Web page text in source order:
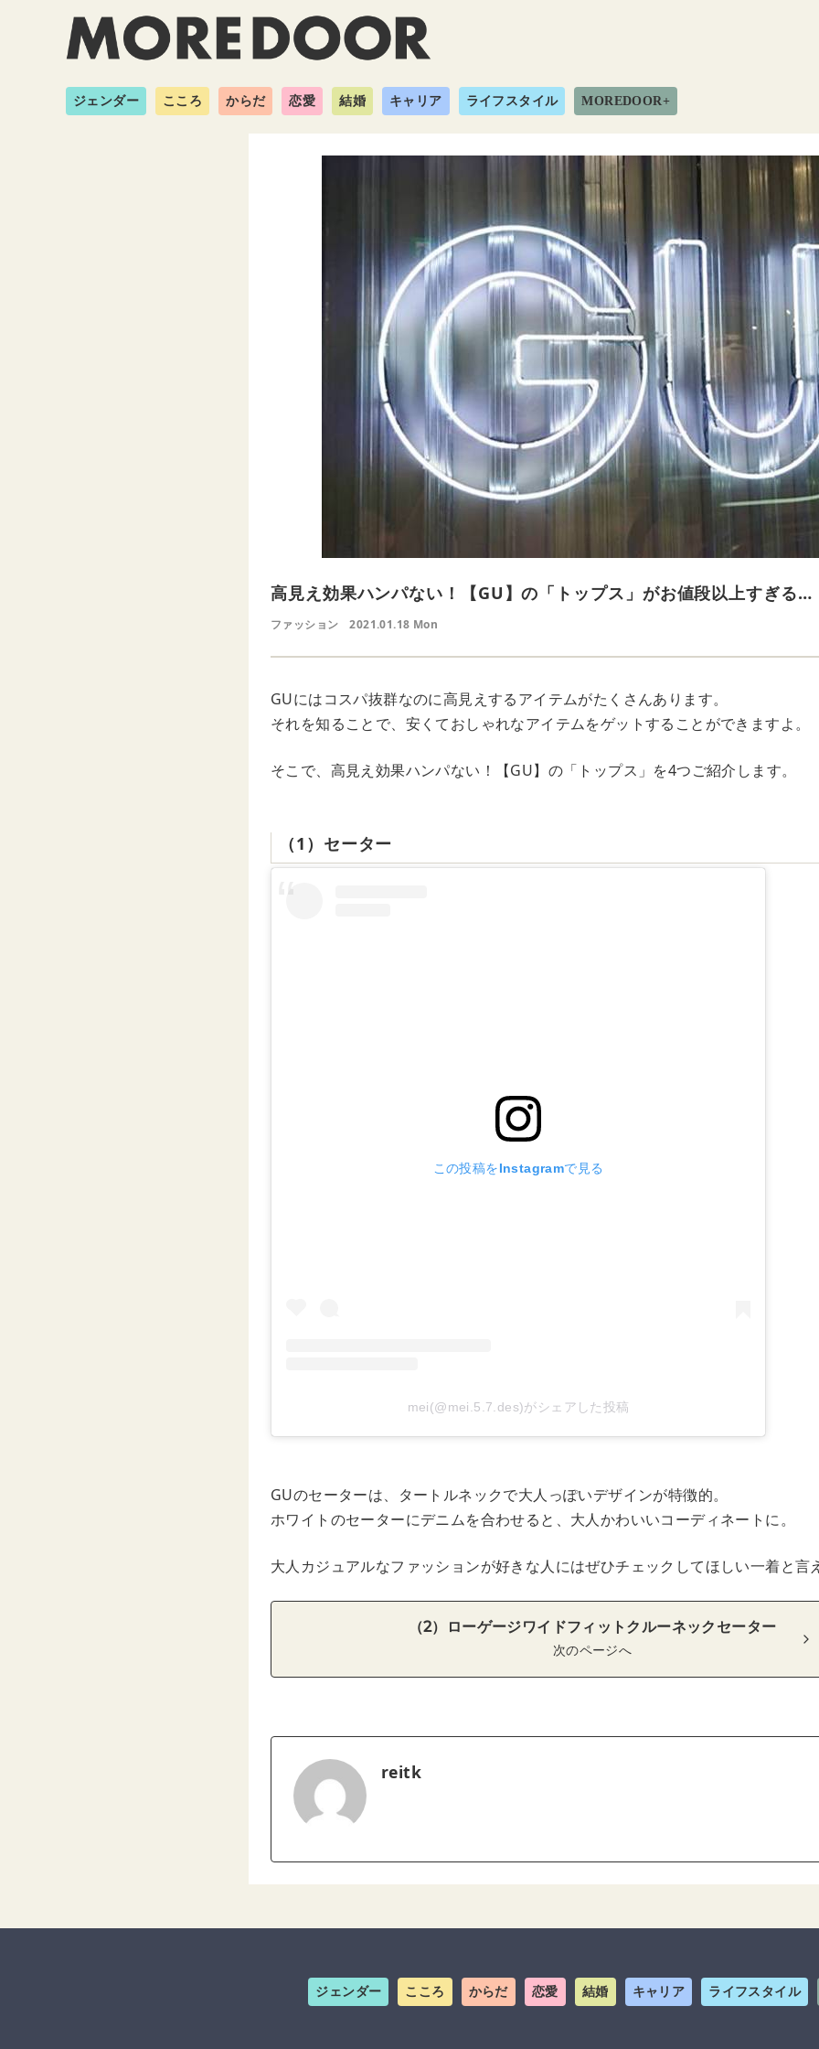
ジェンダー こころ からだ 恋愛 結婚 キャリア ライフスタイル MOREDOOR+
高見え効果ハンパない！【GU】の「トップス」がお値段以上すぎる…
ファッション 2021.01.18 Mon
GUにはコスパ抜群なのに高見えするアイテムがたくさんあります。
それを知ることで、安くておしゃれなアイテムをゲットすることができますよ。
そこで、高見え効果ハンパない！【GU】の「トップス」を4つご紹介します。
（1）セーター
この投稿をInstagramで見る
mei(@mei.5.7.des)がシェアした投稿
GUのセーターは、タートルネックで大人っぽいデザインが特徴的。
ホワイトのセーターにデニムを合わせると、大人かわいいコーディネートに。
大人カジュアルなファッションが好きな人にはぜひチェックしてほしい一着と言
（2）ローゲージワイドフィットクルーネックセーター
次のページへ
reitk
ジェンダー こころ からだ 恋愛 結婚 キャリア ライフスタイル